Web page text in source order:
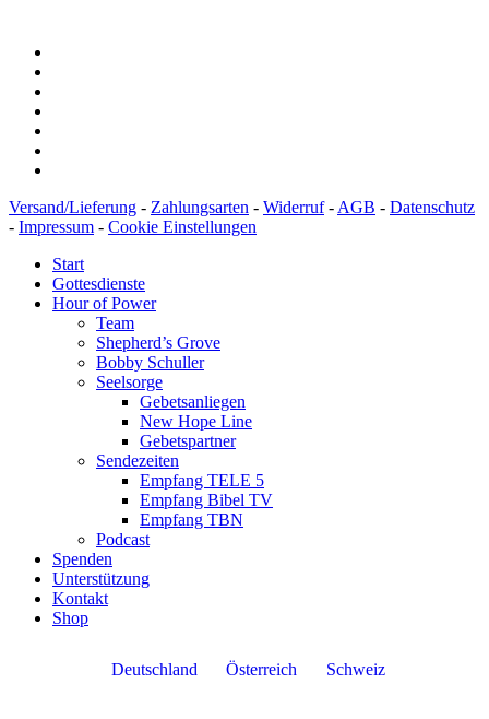
Versand/Lieferung - Zahlungsarten - Widerruf- AGB - Datenschutz
- Impressum - Cookie Einstellungen
Start
Gottesdienste
Hour of Power
Team
Shepherd’s Grove
Bobby Schuller
Seelsorge
Gebetsanliegen
New Hope Line
Gebetspartner
Sendezeiten
Empfang TELE 5
Empfang Bibel TV
Empfang TBN
Podcast
Spenden
Unterstützung
Kontakt
Shop
Deutschland Österreich Schweiz